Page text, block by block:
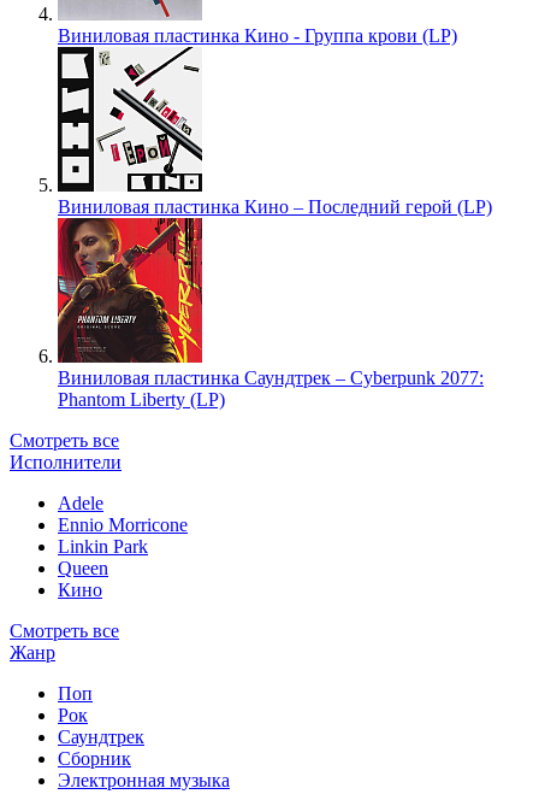
Виниловая пластинка Кино - Группа крови (LP)
Виниловая пластинка Кино – Последний герой (LP)
Виниловая пластинка Саундтрек – Cyberpunk 2077:
Phantom Liberty (LP)
Смотреть все
Исполнители
Adele
Ennio Morricone
Linkin Park
Queen
Кино
Смотреть все
Жанр
Поп
Рок
Саундтрек
Сборник
Электронная музыка